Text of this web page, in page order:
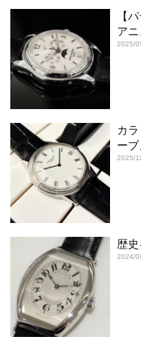
【
ア
2025/
カ
ー
2025/
歴
2024/